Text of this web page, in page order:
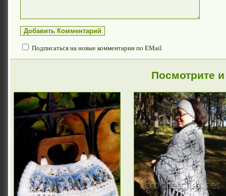
Подписаться на новые комментарии по EMail
Посмотрите